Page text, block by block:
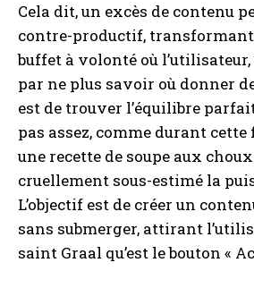
Cela dit, un excès de contenu
contre-productif,
buffet à volonté où
par ne plus savoir où donner
est de trouver l’équilibre
pas assez, comme durant cette
une recette de soupe aux choux
cruellement sous-estimé la
L’objectif est de créer un
sans submerger, attirant
saint Graal qu’est le bouton «